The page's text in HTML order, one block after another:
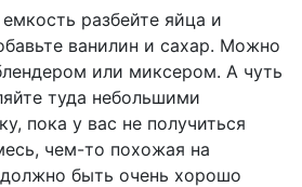
разбейте яйца и
ванилин и сахар. Можно
или миксером. А чуть
туда небольшими
пока у вас не получиться
чем-то похожая на
быть очень хорошо